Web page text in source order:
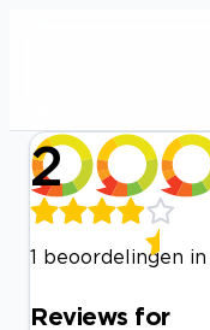
2
1 beoordelingen
Reviews for